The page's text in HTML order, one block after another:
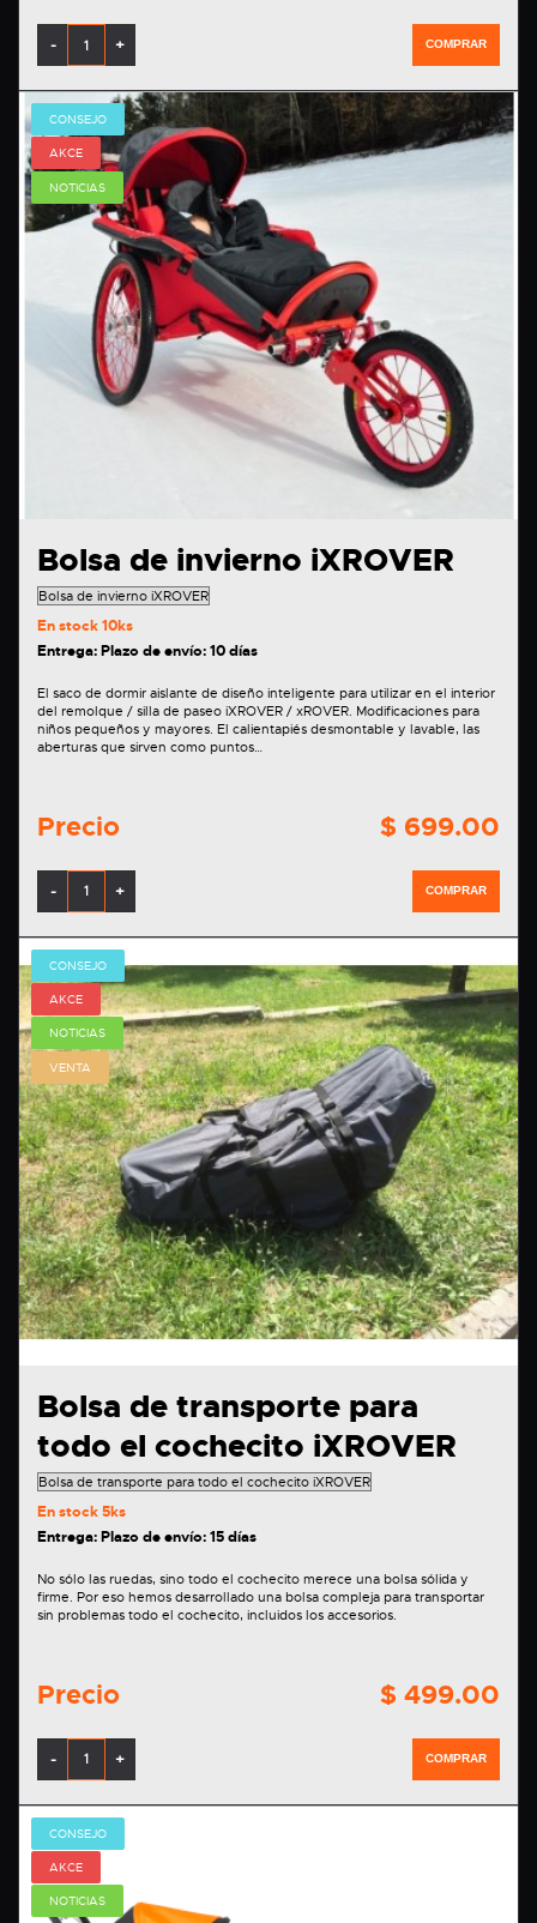
- + COMPRAR
CONSEJO
AKCE
NOTICIAS
Bolsa de invierno iXROVER
En stock10ks
Entrega: Plazo de envío: 10 días
El saco de dormir aislante de diseño inteligente para utilizar en el interior
del remolque / silla de paseo iXROVER / xROVER. Modificaciones para
niños pequeños y mayores. El calientapiés desmontable y lavable, las
aberturas que sirven como puntos…
Precio $ 699.00
- + COMPRAR
CONSEJO
AKCE
NOTICIAS
VENTA
Bolsa de transporte para
todo el cochecito iXROVER
En stock5ks
Entrega: Plazo de envío: 15 días
No sólo las ruedas, sino todo el cochecito merece una bolsa sólida y
firme. Por eso hemos desarrollado una bolsa compleja para transportar
sin problemas todo el cochecito, incluidos los accesorios.
Precio $ 499.00
- + COMPRAR
CONSEJO
AKCE
NOTICIAS